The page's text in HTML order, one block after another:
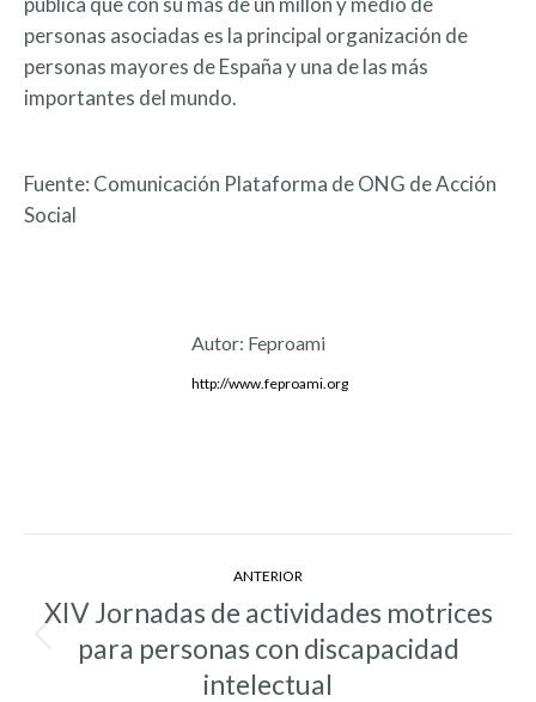
personas asociadas es la principal organización de
personas mayores de España y una de las más
importantes del mundo.
Fuente: Comunicación Plataforma de ONG de Acción
Social
Autor: Feproami
http://www.feproami.org
Navegación
entre
entradas
ANTERIOR
Entrada
anterior:
XIV Jornadas de actividades motrices
para personas con discapacidad
intelectual